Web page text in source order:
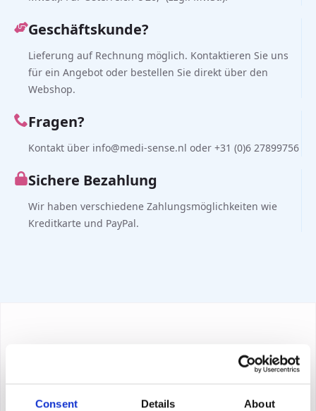
Consent Details About
Geschäftskunde?
Lieferung auf Rechnung möglich. Kontaktieren Sie uns
für ein Angebot oder bestellen Sie direkt über den
Webshop.
Fragen?
Kontakt über info@medi-sense.nl oder +31 (0)6 27899756
Sichere Bezahlung
Wir haben verschiedene Zahlungsmöglichkeiten wie
Kreditkarte und PayPal.